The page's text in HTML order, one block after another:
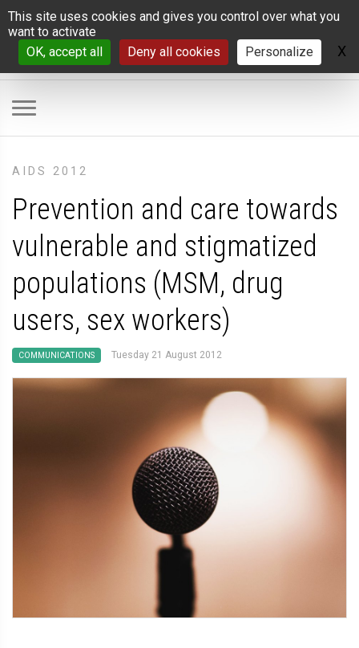
Cookies management panel
This site uses cookies and gives you control over what you
want to activate
OK, accept all
Deny all cookies Personalize X
AIDS 2012
Prevention and care towards
vulnerable and stigmatized
populations (MSM, drug
users, sex workers)
COMMUNICATIONS Tuesday 21 August 2012